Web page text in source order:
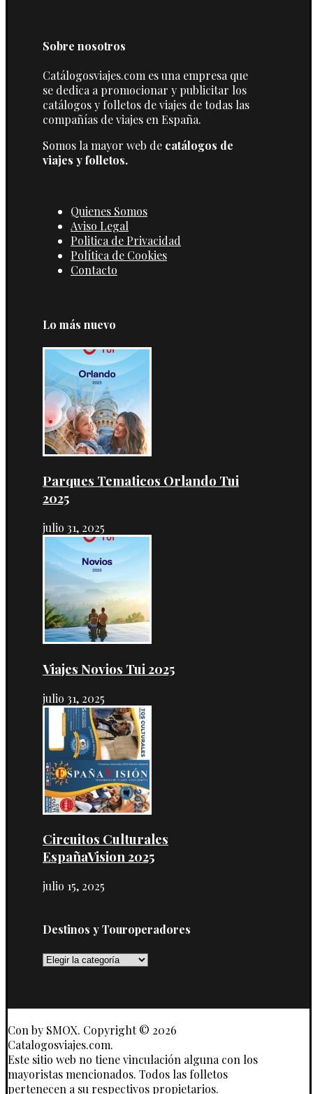
Sobre nosotros
Catálogosviajes.com es una empresa que
se dedica a promocionar y publicitar los
catálogos y folletos de viajes de todas las
compañías de viajes en España.
Somos la mayor web de catálogos de
viajes y folletos.
Quienes Somos
Aviso Legal
Politica de Privacidad
Política de Cookies
Contacto
Lo más nuevo
Parques Tematicos Orlando Tui
2025
julio 31, 2025
Viajes Novios Tui 2025
julio 31, 2025
Circuitos Culturales
EspañaVision 2025
julio 15, 2025
Destinos y Touroperadores
Destinos
Conby SMOX. Copyright © 2026
Catalogosviajes.com.
Este sitio web no tiene vinculación alguna con los
mayoristas mencionados. Todos las folletos
pertenecen a su respectivos propietarios.